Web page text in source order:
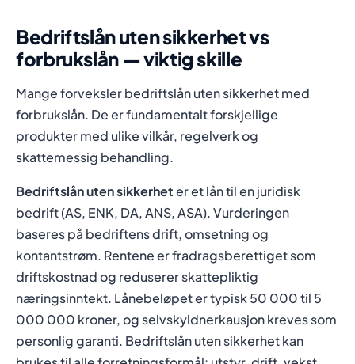
Bedriftslån uten sikkerhet vs
forbrukslån — viktig skille
Mange forveksler bedriftslån uten sikkerhet med
forbrukslån. De er fundamentalt forskjellige
produkter med ulike vilkår, regelverk og
skattemessig behandling.
Bedriftslån uten sikkerheter et lån til en juridisk
bedrift (AS, ENK, DA, ANS, ASA). Vurderingen
baseres på bedriftens drift, omsetning og
kontantstrøm. Rentene er fradragsberettiget som
driftskostnad og reduserer skattepliktig
næringsinntekt. Lånebeløpet er typisk 50 000 til 5
000 000 kroner, og selvskyldnerkausjon kreves som
personlig garanti. Bedriftslån uten sikkerhet kan